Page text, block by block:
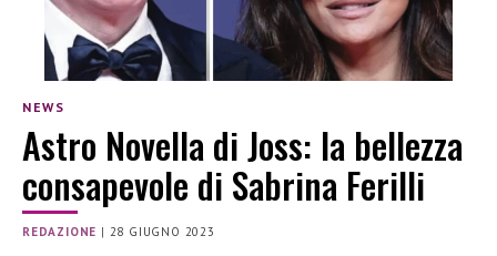
NEWS
Astro Novella di Joss: la bellezza
consapevole di Sabrina Ferilli
REDAZIONE | 28 GIUGNO 2023